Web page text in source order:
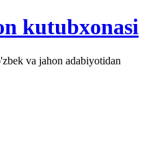
va jahon adabiyotidan